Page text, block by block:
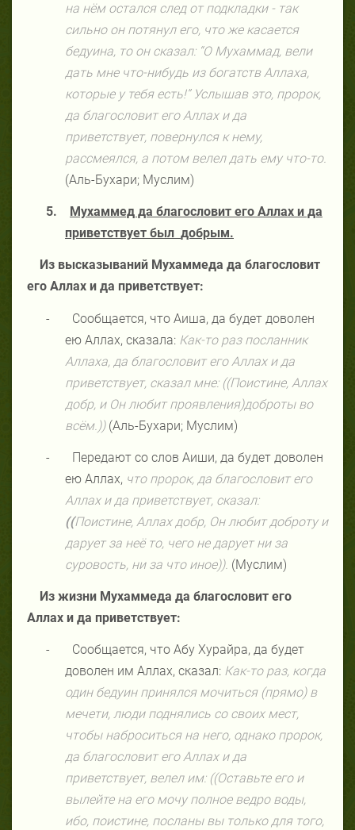
на нём остался след от подкладки - так
сильно он потянул его, что же касается
бедуина, то он сказал: “О Мухаммад, вели
дать мне что-нибудь из богатств Аллаха,
которые у тебя есть!” Услышав это, пророк,
да благословит его Аллах и да
приветствует, повернулся к нему,
рассмеялся, а потом велел дать ему что-то.
(Аль-Бухари; Муслим)
5.
Мухаммед да благословит его Аллах и да
приветствует был добрым.
Из высказываний Мухаммеда да благословит
его Аллах и да приветствует:
-
Сообщается, что Аиша, да будет доволен
ею Аллах, сказала: Как-то раз посланник
Аллаха, да благословит его Аллах и да
приветствует, сказал мне: ((Поистине, Аллах
добр, и Он любит проявления)доброты во
всём.))(Аль-Бухари; Муслим)
-
Передают со слов Аиши, да будет доволен
ею Аллах, что пророк, да благословит его
Аллах и да приветствует, сказал:
((Поистине, Аллах добр, Он любит доброту и
дарует за неё то, чего не дарует ни за
суровость, ни за что иное)). (Муслим)
Из жизни Мухаммеда да благословит его
Аллах и да приветствует:
-
Сообщается, что Абу Хурайра, да будет
доволен им Аллах, сказал: Как-то раз, когда
один бедуин принялся мочиться (прямо) в
мечети, люди поднялись со своих мест,
чтобы наброситься на него, однако пророк,
да благословит его Аллах и да
приветствует, велел им: ((Оставьте его и
вылейте на его мочу полное ведро воды,
ибо, поистине, посланы вы только для того,